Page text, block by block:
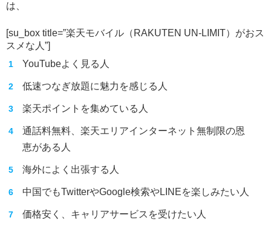
は、
[su_box title=”楽天モバイル（RAKUTEN UN-LIMIT）がおス
スメな人”]
YouTubeよく見る人
低速つなぎ放題に魅力を感じる人
楽天ポイントを集めている人
通話料無料、楽天エリアインターネット無制限の恩
恵がある人
海外によく出張する人
中国でもTwitterやGoogle検索やLINEを楽しみたい人
価格安く、キャリアサービスを受けたい人